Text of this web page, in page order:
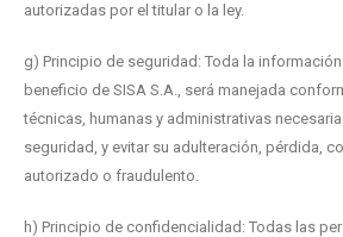
autorizadas por el titular o la ley.
g) Principio de seguridad: Toda la
beneficio de SISA S.A., será manejada
técnicas, humanas y administrativas
seguridad, y evitar su adulteración, pérdida,
autorizado o fraudulento.
h) Principio de confidencialidad: Todas las